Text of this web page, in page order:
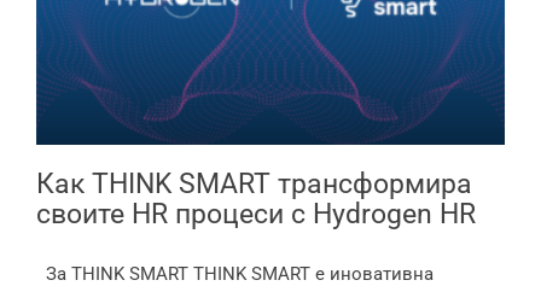
своите HR процеси с Hydrogen HR
Как THINK SMART трансформира
своите HR процеси с Hydrogen HR
За THINK SMART THINK SMART е иновативна